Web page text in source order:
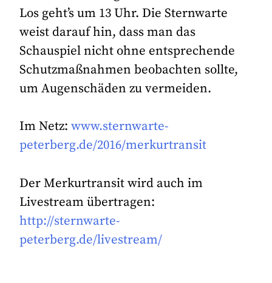
Los geht’s um 13 Uhr. Die Sternwarte
weist darauf hin, dass man das
Schauspiel nicht ohne entsprechende
Schutzmaßnahmen beobachten sollte,
um Augenschäden zu vermeiden.
Im Netz:www.sternwarte-
peterberg.de/2016/merkurtransit
Der Merkurtransit wird auch im
Livestream übertragen:
http://sternwarte-
peterberg.de/livestream/